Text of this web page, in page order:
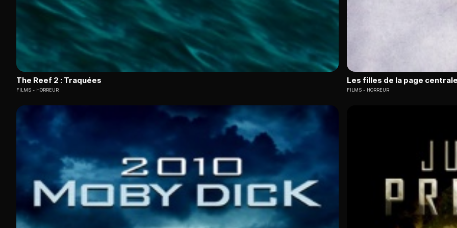
The Reef 2 : Traquées
FILMS HORREUR
Les filles de la page
FILMS HORREUR